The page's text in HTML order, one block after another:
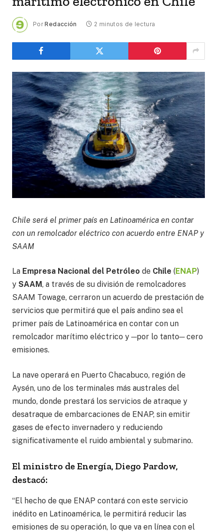
Por Redacción 2 minutos de lectura
Chile será el primer país en Latinoamérica en contar
con un remolcador eléctrico con acuerdo entre ENAP y
SAAM
La Empresa Nacional del Petróleo de Chile (ENAP)
y SAAM, a través de su división de remolcadores
SAAM Towage, cerraron un acuerdo de prestación de
servicios que permitirá que el país andino sea el
primer país de Latinoamérica en contar con un
remolcador marítimo eléctrico y ─por lo tanto─ cero
emisiones.
La nave operará en Puerto Chacabuco, región de
Aysén, uno de los terminales más australes del
mundo, donde prestará los servicios de atraque y
desatraque de embarcaciones de ENAP, sin emitir
gases de efecto invernadero y reduciendo
significativamente el ruido ambiental y submarino.
El ministro de Energía, Diego Pardow,
destacó:
“El hecho de que ENAP contará con este servicio
inédito en Latinoamérica, le permitirá reducir las
emisiones de su operación, lo que va en línea con el